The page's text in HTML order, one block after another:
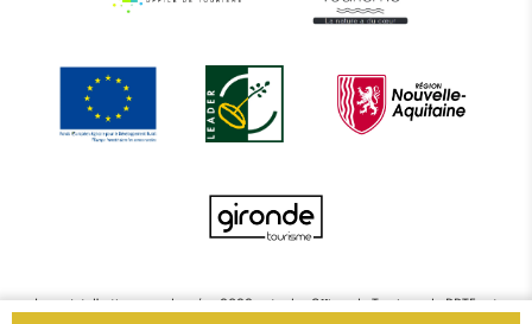
Le projet d’actions coordonnées 2022 entre les Offices de Tourisme de BBTE est